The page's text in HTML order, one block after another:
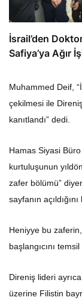
İsrail’den
Safiya’ya Ağır
Muhammed Deif,
çekilmesi ile
kanıtlandı” dedi.
Hamas Siyasi Büro
kurtuluşunun
zafer bölümü”
sayfanın
Heniyye bu
başlangıcını
Direniş lideri
üzerine Filistin